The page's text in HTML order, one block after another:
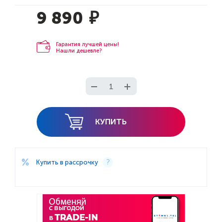
9 890 ₽
Гарантия лучшей цены!
Нашли дешевле?
КУПИТЬ
Купить в рассрочку